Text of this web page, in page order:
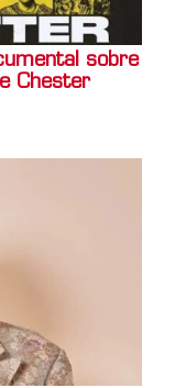
sobre
Chester